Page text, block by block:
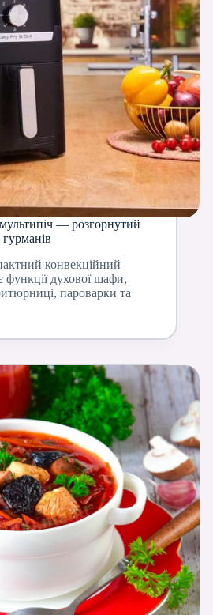
— розгорнутий
гурманів
конвекційний
духової шафи,
пароварки та